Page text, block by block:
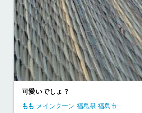
可愛いでしょ？
もも メインクーン 福島県 福島市